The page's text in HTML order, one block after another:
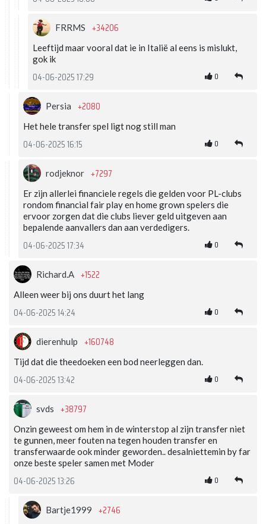
FRRMS +34206
Leeftijd maar vooral dat ie in Italië al eens is mislukt,
gok ik
04-06-2025 17:29 0
Persia +2080
Het hele transfer spel ligt nog still man
04-06-2025 16:15 0
rodjeknor +7297
Er zijn allerlei financiele regels die gelden voor PL-clubs
rondom financial fair play en home grown spelers die
ervoor zorgen dat die clubs liever geld uitgeven aan
bepalende aanvallers dan aan verdedigers.
04-06-2025 17:34 0
Richard.A +1522
Alleen weer bij ons duurt het lang
04-06-2025 14:24 0
dierenhulp +160748
Tijd dat die theedoeken een bod neerleggen dan.
04-06-2025 13:42 0
svds +38797
Onzin geweest om hem in de winterstop al zijn transfer niet
te gunnen, meer fouten na tegen houden transfer en
transferwaarde ook minder geworden.. desalniettemin by far
onze beste speler samen met Moder
04-06-2025 13:26 0
Bartje1999 +2746